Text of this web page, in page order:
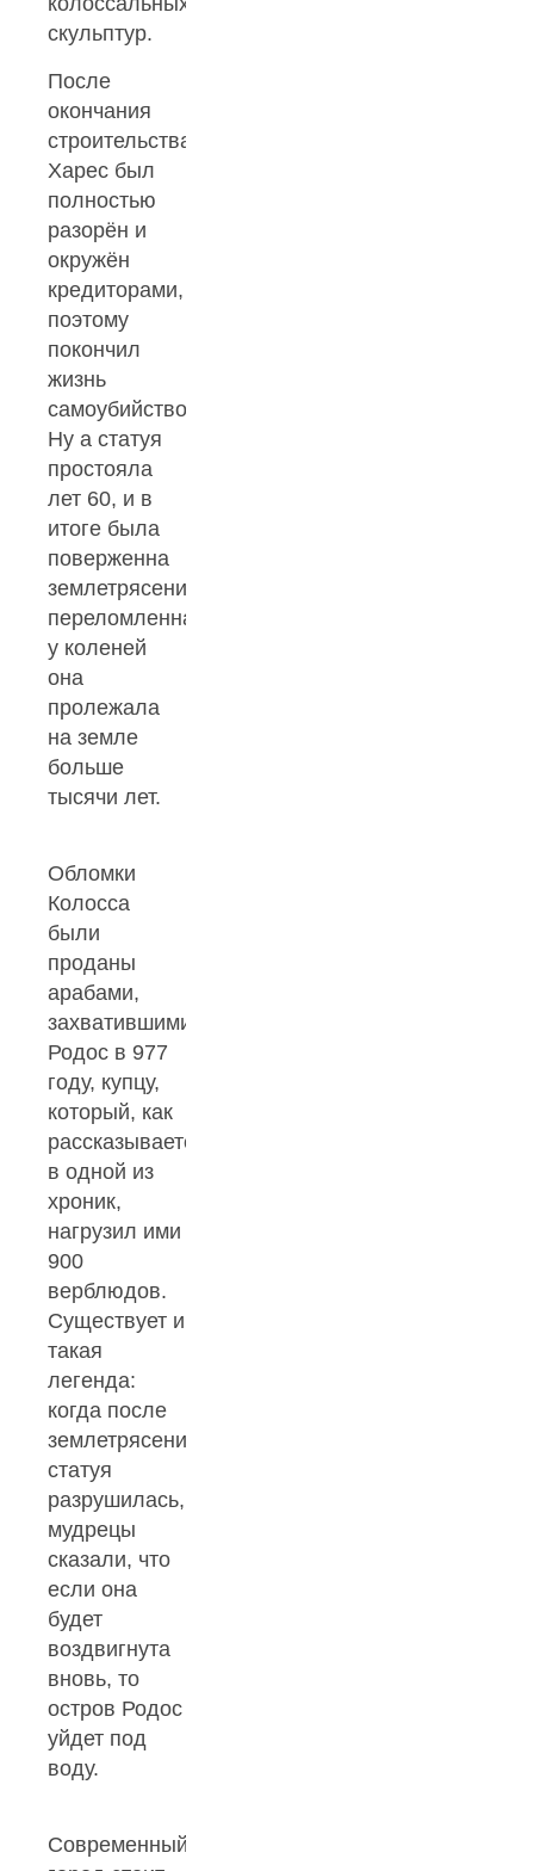
скульптур.
После
окончания
строительства
Харес был
полностью
разорён и
окружён
кредиторами,
поэтому
покончил
жизнь
самоубийством.
Ну а статуя
простояла
лет 60, и в
итоге была
поверженна
землетрясением,
переломленная
у коленей
она
пролежала
на земле
больше
тысячи лет.
Обломки
Колосса
были
проданы
арабами,
захватившими
Родос в 977
году, купцу,
который, как
рассказывается
в одной из
хроник,
нагрузил ими
900
верблюдов.
Существует и
такая
легенда:
когда после
землетрясения
статуя
разрушилась,
мудрецы
сказали, что
если она
будет
воздвигнута
вновь, то
остров Родос
уйдет под
воду.
Современный